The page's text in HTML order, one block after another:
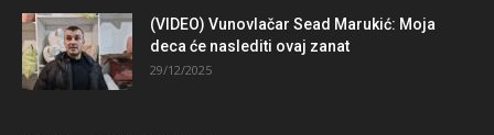
(VIDEO) Vunovlačar Sead Marukić: Moja
deca će naslediti ovaj zanat
29/12/2025